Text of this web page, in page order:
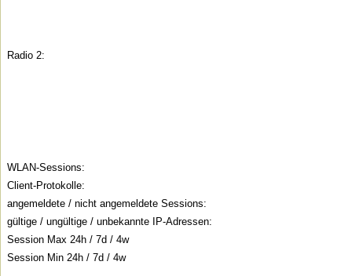
Radio 2:
WLAN-Sessions:
Client-Protokolle:
angemeldete / nicht angemeldete Sessions:
gültige / ungültige / unbekannte IP-Adressen:
Session Max 24h / 7d / 4w
Session Min 24h / 7d / 4w